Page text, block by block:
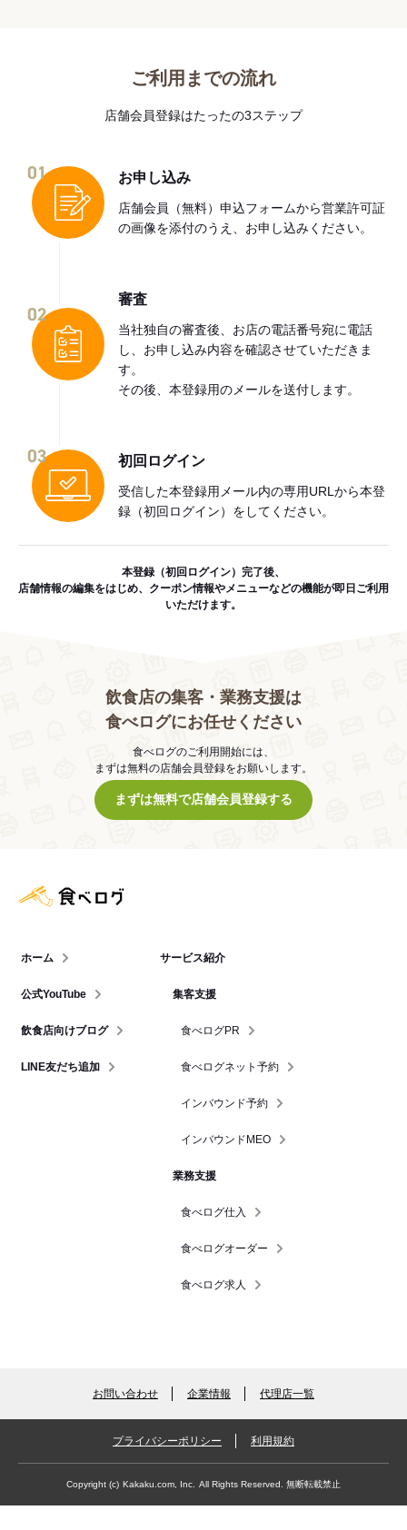
ご利用までの流れ
店舗会員登録はたったの3ステップ
01 お申し込み
店舗会員（無料）申込フォームから営業許可証
の画像を添付のうえ、お申し込みください。
02
審査
当社独自の審査後、お店の電話番号宛に電話
し、お申し込み内容を確認させていただきま
す。
その後、本登録用のメールを送付します。
03 初回ログイン
受信した本登録用メール内の専用URLから本登
録（初回ログイン）をしてください。
本登録（初回ログイン）完了後、
店舗情報の編集をはじめ、クーポン情報やメニューなどの機能が即日ご利用
いただけます。
飲食店の集客・業務支援は
食べログにお任せください
食べログのご利用開始には、
まずは無料の店舗会員登録をお願いします。
まずは無料で店舗会員登録する
ホーム
公式YouTube
飲食店向けブログ
LINE友だち追加
サービス紹介
集客支援
食べログPR
食べログネット予約
インバウンド予約
インバウンドMEO
業務支援
食べログ仕入
食べログオーダー
食べログ求人
お問い合わせ 企業情報 代理店一覧
プライバシーポリシー 利用規約
Copyright (c) Kakaku.com, Inc. All Rights Reserved. 無断転載禁止